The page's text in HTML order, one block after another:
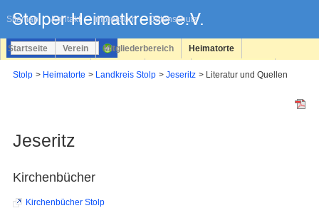
Sitemap Kontakt Impressum Datenschutz
überspringen
Startseite Verein Mitgliederbereich Heimatorte
Stolp Heimatorte Landkreis Stolp Jeseritz Literatur und Quellen
Jeseritz
Kirchenbücher
Kirchenbücher Stolp